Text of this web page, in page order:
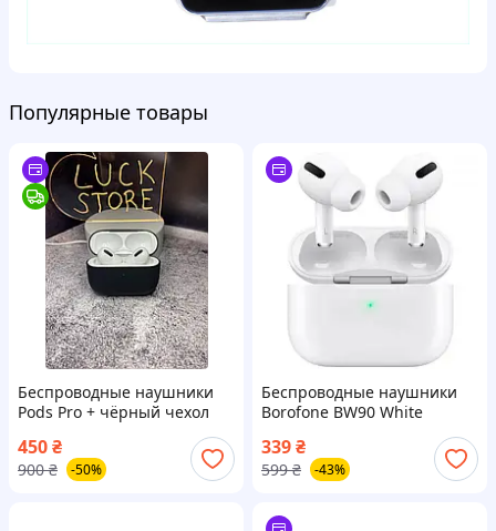
Популярные товары
Беспроводные наушники
Pods Pro + чёрный чехол
450₴
900 ₴ -50%
Беспроводные наушники
Borofone BW90 White
339₴
599 ₴ -43%